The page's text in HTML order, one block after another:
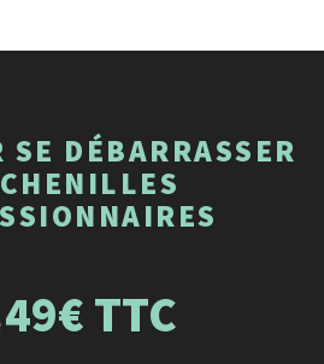
DÉBARRASSER
49€ TTC